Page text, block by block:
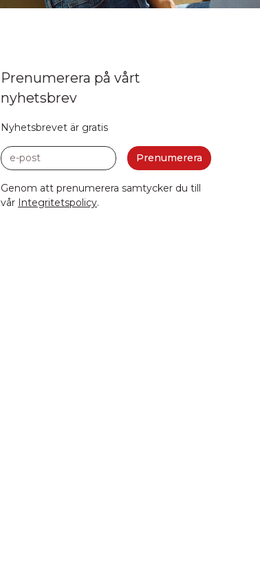
Prenumerera på vårt
nyhetsbrev
Nyhetsbrevet är gratis
e-post
Prenumerera
Genom att prenumerera samtycker du till
vår Integritetspolicy.